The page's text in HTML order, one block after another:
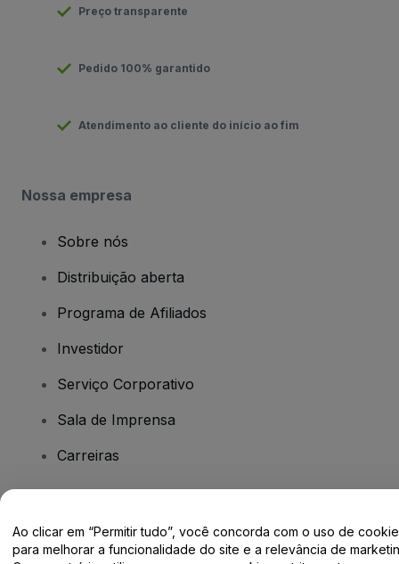
Preço transparente
Pedido 100% garantido
Atendimento ao cliente do início ao fim
Nossa empresa
Sobre nós
Distribuição aberta
Programa de Afiliados
Investidor
Serviço Corporativo
Sala de Imprensa
Carreiras
Ao clicar em “Permitir tudo”, você concorda com o uso de
para melhorar a funcionalidade do site e a relevância de